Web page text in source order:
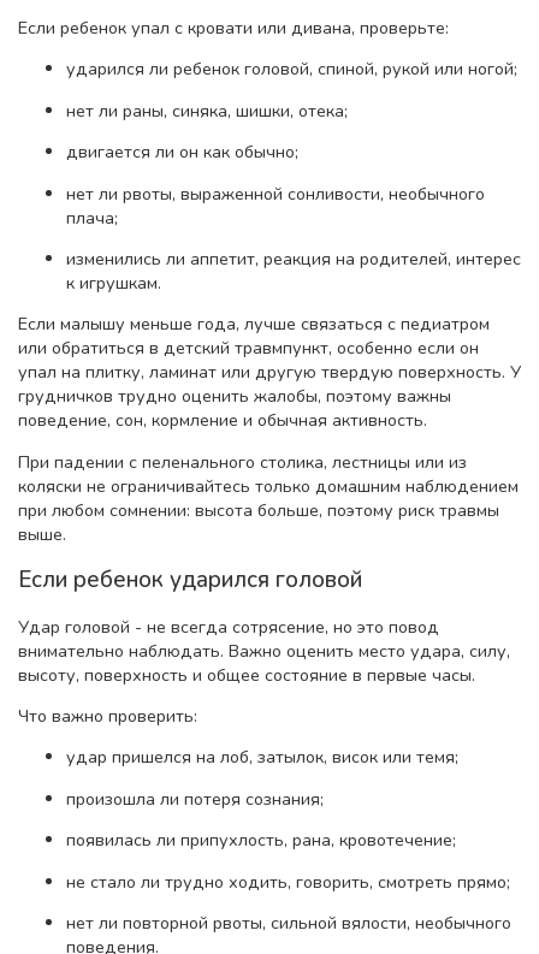
Если ребенок упал с кровати или дивана, проверьте:
ударился ли ребенок головой, спиной, рукой или ногой;
нет ли раны, синяка, шишки, отека;
двигается ли он как обычно;
нет ли рвоты, выраженной сонливости, необычного
плача;
изменились ли аппетит, реакция на родителей, интерес
к игрушкам.
Если малышу меньше года, лучше связаться с педиатром
или обратиться в детский травмпункт, особенно если он
упал на плитку, ламинат или другую твердую поверхность. У
грудничков трудно оценить жалобы, поэтому важны
поведение, сон, кормление и обычная активность.
При падении с пеленального столика, лестницы или из
коляски не ограничивайтесь только домашним наблюдением
при любом сомнении: высота больше, поэтому риск травмы
выше.
Если ребенок ударился головой
Удар головой - не всегда сотрясение, но это повод
внимательно наблюдать. Важно оценить место удара, силу,
высоту, поверхность и общее состояние в первые часы.
Что важно проверить:
удар пришелся на лоб, затылок, висок или темя;
произошла ли потеря сознания;
появилась ли припухлость, рана, кровотечение;
не стало ли трудно ходить, говорить, смотреть прямо;
нет ли повторной рвоты, сильной вялости, необычного
поведения.